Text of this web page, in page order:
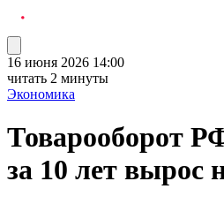
16 июня 2026 14:00
читать 2 минуты
Экономика
Товарооборот
за 10 лет вырос